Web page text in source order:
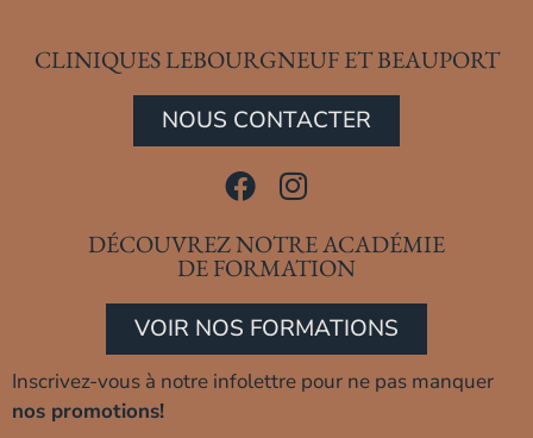
CLINIQUES LEBOURGNEUF ET BEAUPORT
NOUS CONTACTER
DÉCOUVREZ NOTRE ACADÉMIE
DE FORMATION
VOIR NOS FORMATIONS
Inscrivez-vous à notre infolettre pour ne pas manquer
nos promotions!